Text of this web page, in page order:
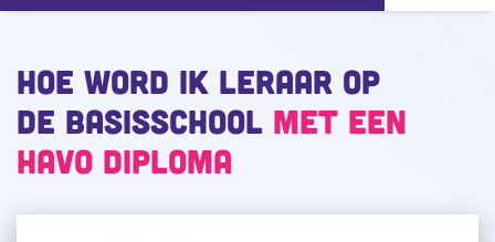
Hoe word ik leraar op
de basisschool met een
havo diploma